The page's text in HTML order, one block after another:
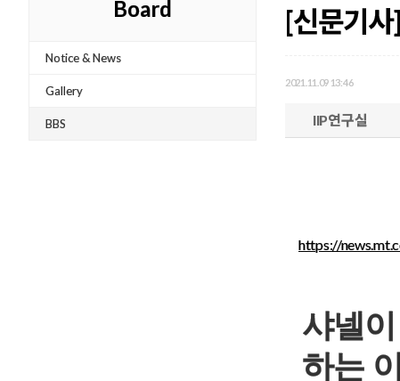
Board
Notice & News
Gallery
BBS
[신문기
2021.11.09 13:46
IIP연구실
https://
샤넬
하는